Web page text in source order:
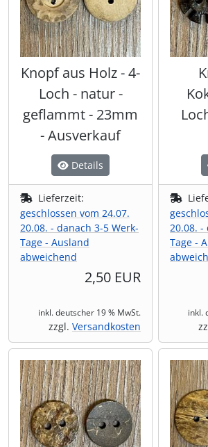
Knopf aus Holz - 4-
Loch - natur -
geflammt - 23mm
- Ausverkauf
Details
Lieferzeit:
geschlossen vom 24.07.
20.08. - danach 3-5 Werk-
Tage - Ausland
abweichend
2,50 EUR
inkl. deutscher 19 % MwSt.
zzgl. Versandkosten
20.08. -
Tage -
inkl.